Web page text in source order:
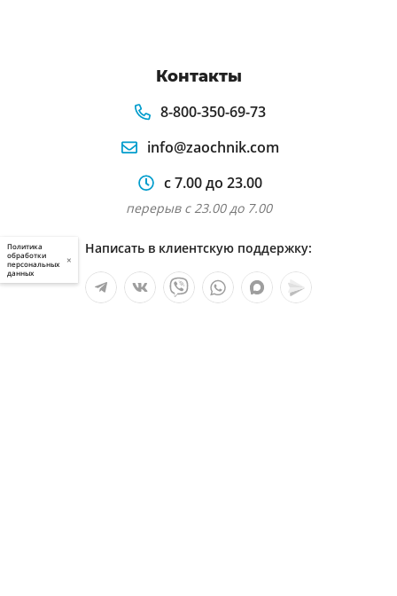
Контакты
8-800-350-69-73
info@zaochnik.com
с 7.00 до 23.00
перерыв с 23.00 до 7.00
Написать в клиентскую поддержку:
Политика
обработки
персональных
данных
×